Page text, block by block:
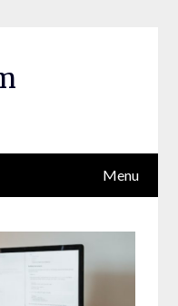
Menu